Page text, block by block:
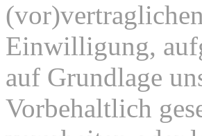
Einwilligung,
auf Grundlage
Vorbehaltlich